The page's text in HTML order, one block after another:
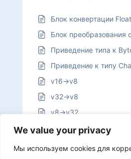
We value your privacy
Мы используем cookies для
Блок конвертации
Блок преобразования
Приведение типа к
Приведение к типу
v16->v8
v32->v8
v8->v32